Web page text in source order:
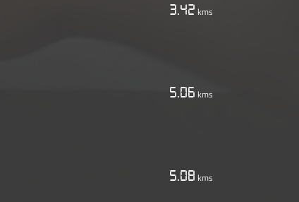
3.42 kms
5.06 kms
5.08 kms